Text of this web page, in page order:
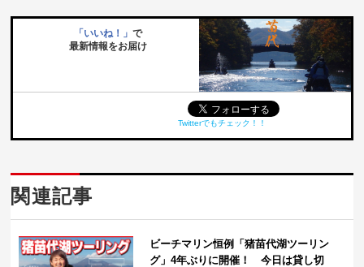
「いいね！」 で
最新情報をお届け
Twitterでもチェック！！
関連記事
ビーチマリン恒例「猪苗代湖ツーリン
グ」4年ぶりに開催！ 今日は貸し切